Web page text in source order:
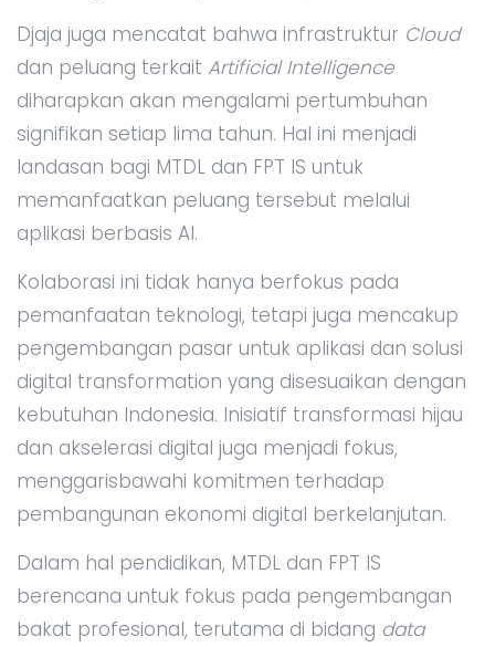
Djaja juga mencatat bahwa infrastruktur Cloud
dan peluang terkait Artificial Intelligence
diharapkan akan mengalami pertumbuhan
signifikan setiap lima tahun. Hal ini menjadi
landasan bagi MTDL dan FPT IS untuk
memanfaatkan peluang tersebut melalui
aplikasi berbasis AI.
Kolaborasi ini tidak hanya berfokus pada
pemanfaatan teknologi, tetapi juga mencakup
pengembangan pasar untuk aplikasi dan solusi
digital transformation yang disesuaikan dengan
kebutuhan Indonesia. Inisiatif transformasi hijau
dan akselerasi digital juga menjadi fokus,
menggarisbawahi komitmen terhadap
pembangunan ekonomi digital berkelanjutan.
Dalam hal pendidikan, MTDL dan FPT IS
berencana untuk fokus pada pengembangan
bakat profesional, terutama di bidang data